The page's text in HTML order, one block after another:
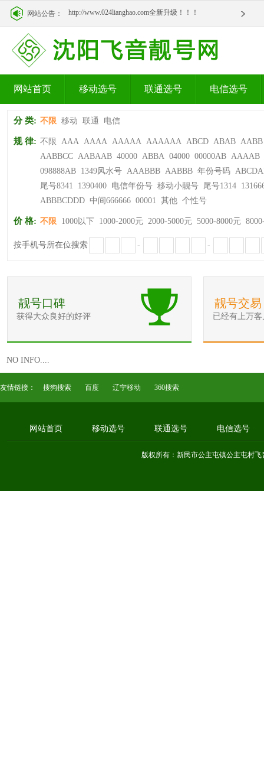
网站公告： http://www.024lianghao.com全新升级！！！
网站首页 移动选号 联通选号 电信选号
分 类: 不限 移动 联通 电信
规 律: 不限 AAA AAAA AAAAA AAAAAA ABCD ABAB AABB
AABBCC AABAAB 40000 ABBA 04000 00000AB AAAAB
098888AB 1349风水号 AAABBB AABBB 年份号码
尾号8341
1390400 电信年份号 移动小靓号 尾号1314
ABBBCDDD 中间666666 00001 其他 个性号
价 格: 不限 1000以下 1000-2000元 2000-5000元 5000-8000元
按手机号所在位搜索 - -
靓号口碑
获得大众良好的好评
靓号交易
已经有上万
NO INFO....
友情链接： 搜狗搜索 百度 辽宁移动 360搜索
网站首页 移动选号 联通选号 电信选号
版权所有：新民市公主屯镇公主屯村